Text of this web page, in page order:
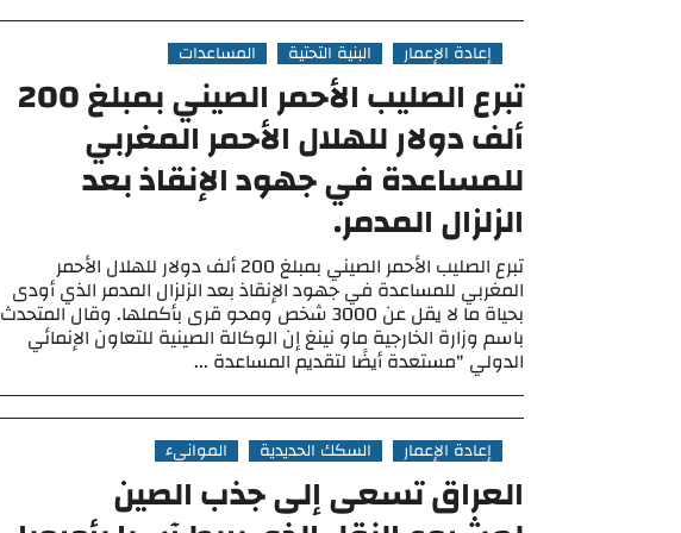
إعادة الإعمار البنية التحتية المساعدات
تبرع الصليب الأحمر الصيني بمبلغ 200
ألف دولار للهلال الأحمر المغربي
للمساعدة في جهود الإنقاذ بعد
الزلزال المدمر.
تبرع الصليب الأحمر الصيني بمبلغ 200 ألف دولار للهلال الأحمر
المغربي للمساعدة في جهود الإنقاذ بعد الزلزال المدمر الذي أودى
بحياة ما لا يقل عن 3000 شخص ومحو قرى بأكملها. وقال المتحدث
باسم وزارة الخارجية ماو نينغ إن الوكالة الصينية للتعاون الإنمائي
الدولي "مستعدة أيضًا لتقديم المساعدة ...
إعادة الإعمار السكك الحديدية الموانيء
العراق تسعى إلى جذب الصين